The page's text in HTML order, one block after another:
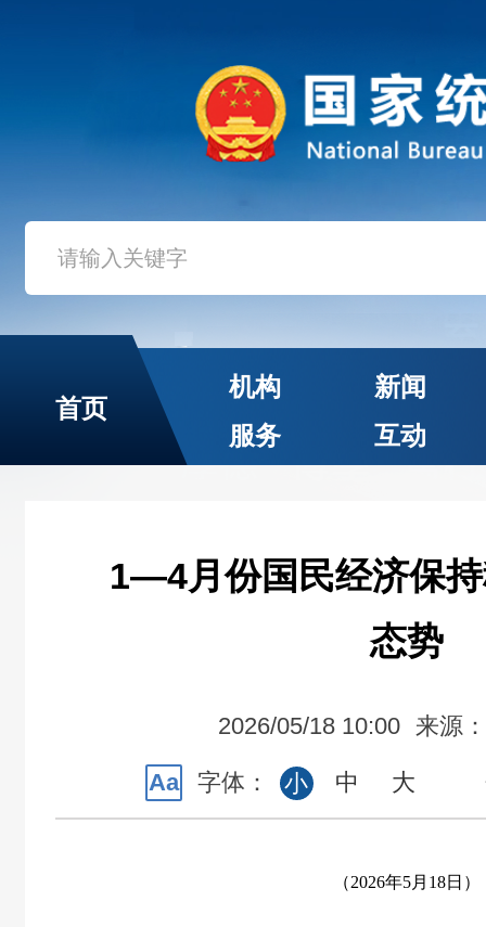
首页
机构
新闻
服务
互动
1—4月份国民经济保
态势
2026/05/18 10:00 来源
Aa 字体： 小 中 大
（2026年5月18日）